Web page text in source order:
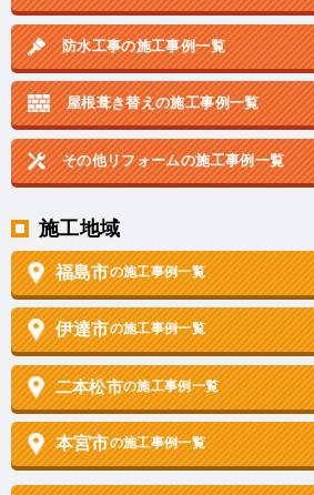
防水工事の施工事例一覧
屋根葺き替えの施工事例一覧
その他リフォームの施工事例一覧
施工地域
福島市の施工事例一覧
伊達市の施工事例一覧
二本松市の施工事例一覧
本宮市の施工事例一覧